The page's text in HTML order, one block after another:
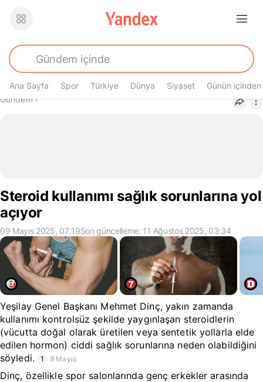
Ana Sayfa Spor Türkiye Dünya Siyaset Günün içinden
Buradasın
Gündem›
Steroid kullanımı sağlık sorunlarına yol
açıyor
09 Mayıs 2025, 07:19Son güncelleme: 11 Ağustos 2025, 03:34
Yeşilay Genel Başkanı Mehmet Dinç, yakın zamanda
kullanımı kontrolsüz şekilde yaygınlaşan steroidlerin
(vücutta doğal olarak üretilen veya sentetik yollarla elde
edilen hormon) ciddi sağlık sorunlarına neden olabildiğini
söyledi.
1 9 Mayıs
Dinç, özellikle spor salonlarında genç erkekler arasında